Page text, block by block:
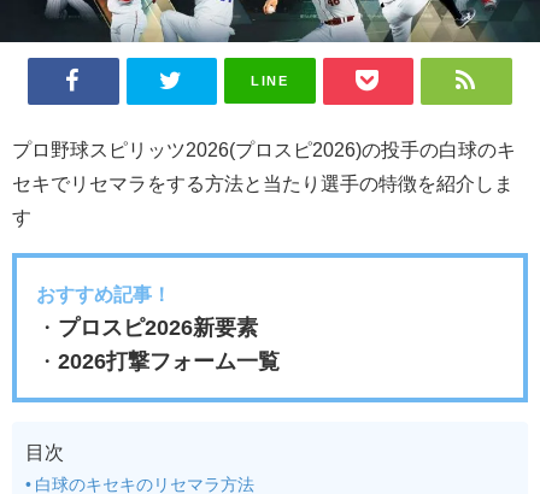
LINE
プロ野球スピリッツ2026(プロスピ2026)の投手の白球のキ
セキでリセマラをする方法と当たり選手の特徴を紹介しま
す
おすすめ記事！
・ プロスピ2026新要素
・ 2026打撃フォーム一覧
目次
白球のキセキのリセマラ方法